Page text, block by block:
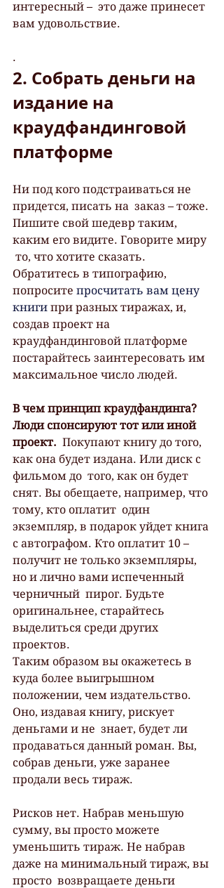
интересный –  это даже принесет
вам удовольствие.
.
2. Собрать деньги на
издание на
краудфандинговой
платформе
Ни под кого подстраиваться не
придется, писать на  заказ – тоже.
Пишите свой шедевр таким,
каким его видите. Говорите миру
то, что хотите сказать.
Обратитесь в типографию,
попросите просчитать вам цену
книги при разных тиражах, и,
создав проект на
краудфандинговой платформе
постарайтесь заинтересовать им
максимальное число людей.
В чем принцип краудфандинга?
Люди спонсируют тот или иной
проект.
  Покупают книгу до того,
как она будет издана. Или диск с
фильмом до  того, как он будет
снят. Вы обещаете, например, что
тому, кто оплатит  один
экземпляр, в подарок уйдет книга
с автографом. Кто оплатит 10 –
получит не только экземпляры,
но и лично вами испеченный
черничный  пирог. Будьте
оригинальнее, старайтесь
выделиться среди других
проектов.
Таким образом вы окажетесь в
куда более выигрышном
положении, чем издательство.
Оно, издавая книгу, рискует
деньгами и не  знает, будет ли
продаваться данный роман. Вы,
собрав деньги, уже заранее
продали весь тираж.
Рисков нет. Набрав меньшую
сумму, вы просто можете
уменьшить тираж. Не набрав
даже на минимальный тираж, вы
просто  возвращаете деньги